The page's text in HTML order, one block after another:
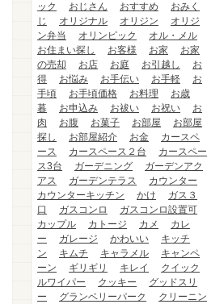
ック
おじさん おすすめ
おみく
じ
オリジナル オリジン
オリジ
ン弁当
オリンピック
オル・メル
お住まい探し
お客様 お家
お家
の売却
お店 お庭 お引越し
お
得
お悩み お手伝い お手軽
お
手頃
お手頃価格 お料理
お歳
暮
お申込み お祓い お祝い
お
肉
お腹 お菓子 お部屋
お部屋
探し
お部屋紹介 お金
カースペ
ース
カースペース２台
カースペー
ス3台
ガーデニング
ガーデンアク
アス
ガーデンテラス
カウンター
カウンターキッチン
かけ
ガス３
口
ガスコンロ
ガスコンロ設置可
カップル
カトージ カメ
カレ
ー
ガレージ かわいい
キッチ
ン
キムチ キャラメル
キャンペ
ーン
ギリギリ キレイ
クイック
ルワイパー
クッキー
グッドスリ
ー
グランベリーパーク
クリーニン